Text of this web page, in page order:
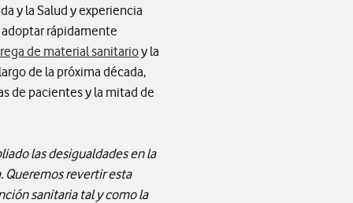
y la Salud y experiencia
rápidamente
de material sanitarioy la
de la próxima década,
de pacientes y la mitad de
las desigualdades en la
Queremos revertir esta
sanitaria tal y como la